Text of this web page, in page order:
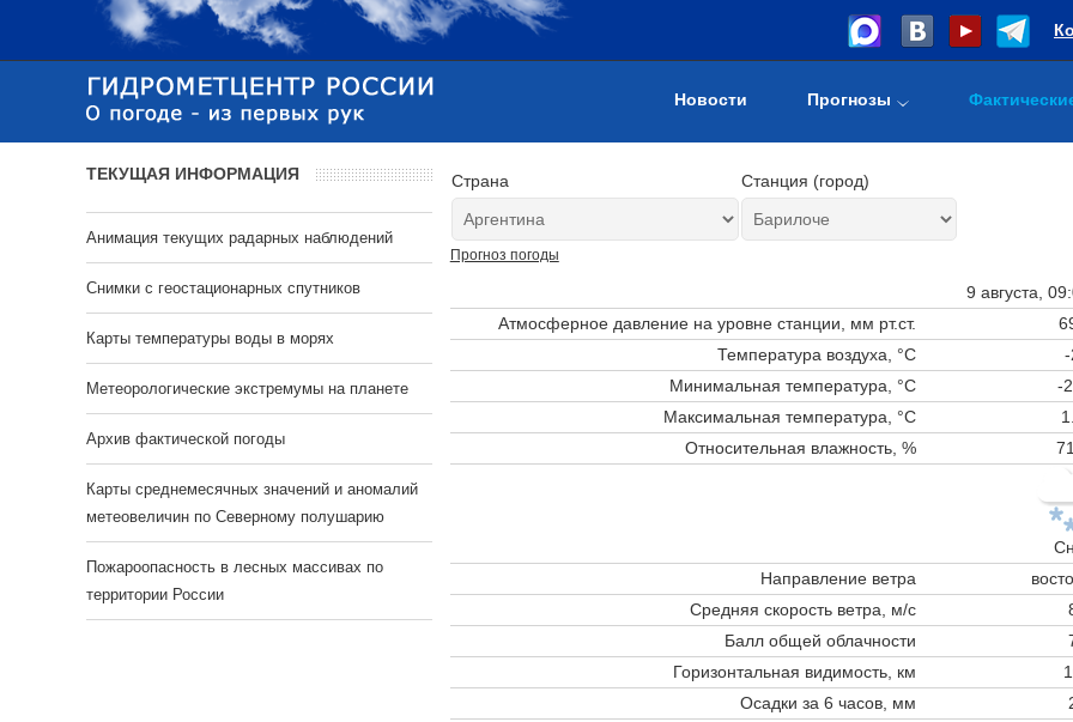
Новости Прогнозы
Страна Станция (город)
Прогноз погоды
9 августа,
Атмосферное давление на уровне станции, мм рт.ст.
Температура воздуха, °C
-
Минимальная температура, °C
-
Максимальная температура, °C
Относительная влажность, %
Направление ветра
Средняя скорость ветра, м/с
Балл общей облачности
Горизонтальная видимость, км
Осадки за 6 часов, мм
ТЕКУЩАЯ ИНФОРМАЦИЯ
Анимация текущих радарных наблюдений
Cнимки с геостационарных спутников
Карты температуры воды в морях
Метеорологические экстремумы на планете
Архив фактической погоды
Карты среднемесячных значений и аномалий
метеовеличин по Северному полушарию
Пожароопасность в лесных массивах по
территории России